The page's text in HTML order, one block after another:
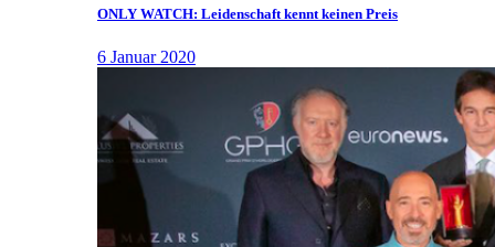
ONLY WATCH: Leidenschaft kennt keinen Preis
6 Januar 2020